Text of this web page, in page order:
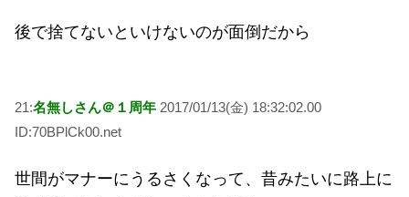
後で捨てないといけないのが面倒だから
21:名無しさん＠１周年 2017/01/13(金) 18:32:02.00
ID:70BPlCk00.net
世間がマナーにうるさくなって、昔みたいに路上に